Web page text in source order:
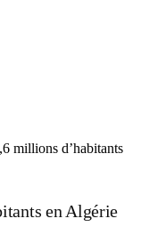
millions d’habitants
en Algérie